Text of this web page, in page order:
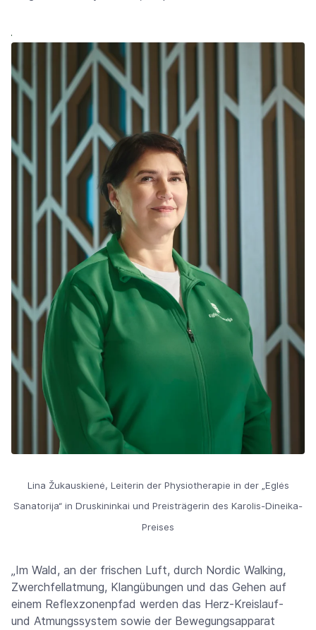
Lina Žukauskienė, Leiterin der Physiotherapie in der „Eglės
Sanatorija“ in Druskininkai und Preisträgerin des Karolis-Dineika-
Preises
„Im Wald, an der frischen Luft, durch Nordic Walking,
Zwerchfellatmung, Klangübungen und das Gehen auf
einem Reflexzonenpfad werden das Herz-Kreislauf-
und Atmungssystem sowie der Bewegungsapparat